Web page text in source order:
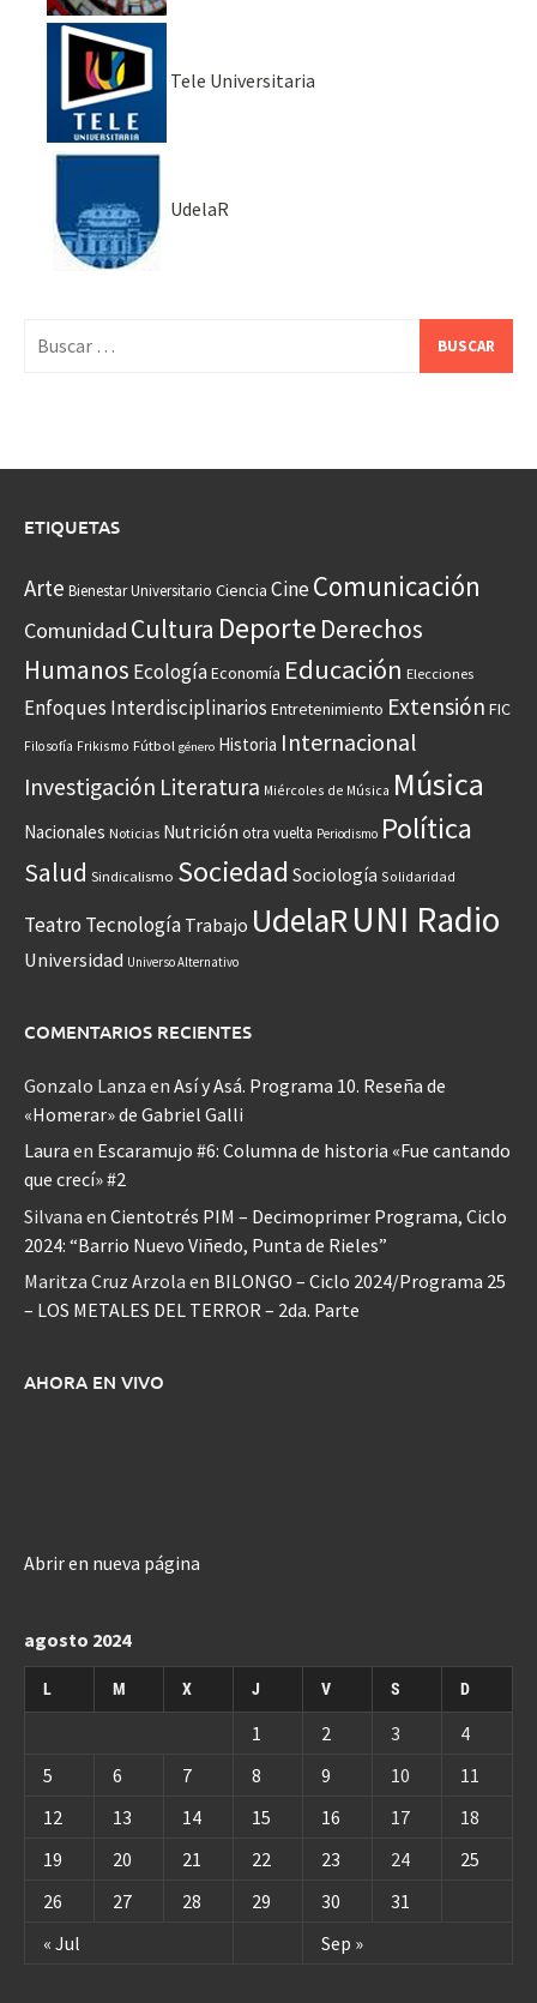
Tele Universitaria
UdelaR
ETIQUETAS
Arte Bienestar Universitario Ciencia CineComunicación
Comunidad Cultura Deporte Derechos
Humanos EcologíaEconomía Educación Elecciones
Enfoques Interdisciplinarios Entretenimiento Extensión FIC
Filosofía Frikismo Fútbol género Historia Internacional
Investigación Literatura Miércoles de Música Música
Nacionales Noticias Nutrición otra vuelta Periodismo Política
Salud Sindicalismo Sociedad Sociología Solidaridad
Teatro Tecnología Trabajo UdelaR UNI Radio
Universidad Universo Alternativo
COMENTARIOS RECIENTES
Gonzalo Lanza en Así y Asá. Programa 10. Reseña de
«Homerar» de Gabriel Galli
Laura en Escaramujo #6: Columna de historia «Fue cantando
que crecí» #2
Silvana en Cientotrés PIM – Decimoprimer Programa, Ciclo
2024: “Barrio Nuevo Viñedo, Punta de Rieles”
Maritza Cruz Arzola en BILONGO – Ciclo 2024/Programa 25
– LOS METALES DEL TERROR – 2da. Parte
AHORA EN VIVO
Abrir en nueva página
agosto 2024
L M X J V S D
« Jul Sep »
1 2 3
4
5
6 7 8 9 10
11
12
13 14 15 16 17
18
19
20 21 22 23 24
25
26
27 28 29 30 31